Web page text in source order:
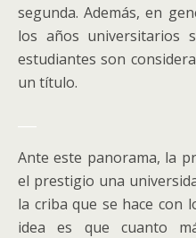
segunda. Además, en
los años universitarios
estudiantes son
un título.
Ante este panorama, la
el prestigio una
la criba que se hace con
idea es que cuanto